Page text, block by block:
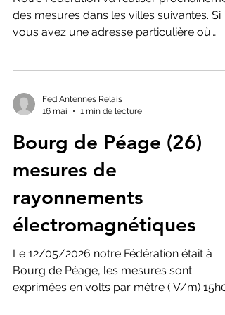
dans le blog aux dates à partir de
septembre 2021.. N'hésitez pas
Notre Fédération va réaliser
de nous la communiquer ( rue et numéro
dans la rue ). Villes de : Bourg Les
Valence, Portes les Valence A très bientôt.
Fed Antennes Relais
16 mai
1 min de lecture
Bourg de Péage (26)
mesures de
rayonnements
électromagnétiques
Le 12/05/2026 notre Fédération était à